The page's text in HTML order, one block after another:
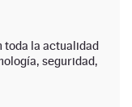
toda la actualidad
seguridad,